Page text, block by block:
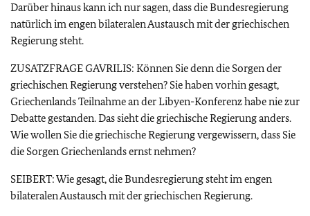
Darüber hinaus kann ich nur sagen, dass die Bundesregierung
natürlich im engen bilateralen Austausch mit der griechischen
Regierung steht.
ZUSATZFRAGE GAVRILIS: Können Sie denn die Sorgen der
griechischen Regierung verstehen? Sie haben vorhin gesagt,
Griechenlands Teilnahme an der Libyen-Konferenz habe nie zur
Debatte gestanden. Das sieht die griechische Regierung anders.
Wie wollen Sie die griechische Regierung vergewissern, dass Sie
die Sorgen Griechenlands ernst nehmen?
SEIBERT: Wie gesagt, die Bundesregierung steht im engen
bilateralen Austausch mit der griechischen Regierung.